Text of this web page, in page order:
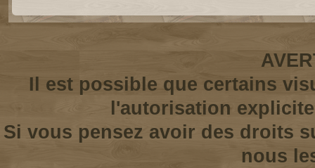
Il est possible que certains
l'autorisation
Si vous pensez avoir des droits
nous